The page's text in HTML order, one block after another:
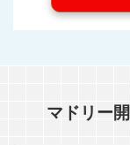
マドリー